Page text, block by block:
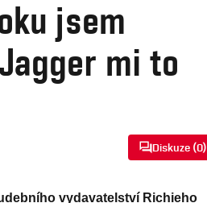
jsem
mi to
Diskuze (0)
vydavatelství Richieho